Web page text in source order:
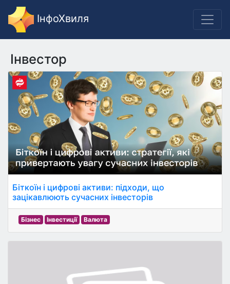
ІнфоХвиля
Інвестор
Біткоїн і цифрові активи: підходи, що
зацікавлюють сучасних інвесторів
Бізнес Інвестиції Валюта